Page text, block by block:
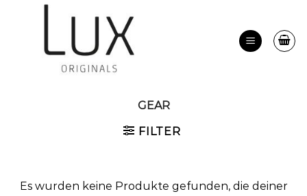
GEAR
FILTER
Es wurden keine Produkte gefunden, die deiner